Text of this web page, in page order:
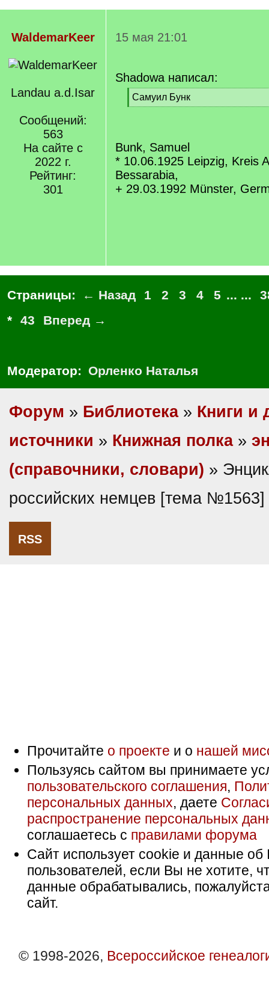
WaldemarKeer
Landau a.d.Isar
Сообщений:
563
На сайте с
2022 г.
Рейтинг:
301
15 мая 21:01
Shadowa написал:
[
q
Самуил Бунк
[
Bunk, Samuel
* 10.06.1925 Leipzig, Kreis
Bessarabia,
+ 29.03.1992 Münster,
Страницы: ← Назад 1 2 3 4 5 ... ...
*
43 Вперед →
Модератор: Орленко Наталья
Форум » Библиотека» Книги и
источники » Книжная полка»
(справочники, словари) »
российских немцев [тема №1563]
RSS
Прочитайте о проекте и о нашей
Пользуясь сайтом вы принимаете
пользовательского соглашения,
персональных данных, даете
распространение персональных
соглашаетесь с правилами форума
Сайт использует cookie и данные об
пользователей, если Вы не хотите,
данные обрабатывались,
сайт.
© 1998-2026, Всероссийское